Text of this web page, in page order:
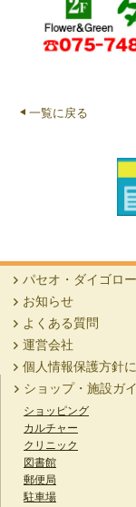
一覧に戻る
パセオ・ダイゴロ
お知らせ
よくある質問
運営会社
個人情報保護方針
ショップ・施設ガ
ショッピング
カルチャー
クリニック
図書館
郵便局
駐車場